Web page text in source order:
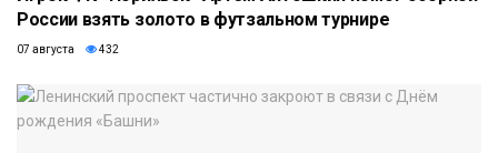
России взять золото в футзальном турнире
07 августа 432